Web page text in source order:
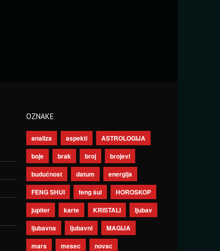
OZNAKE
analiza aspekti
ASTROLOGIJA
boje
brak broj
brojevi
budućnost
datum
energija
FENG SHUI
feng šui
HOROSKOP
jupiter
karte KRISTALI
ljubav
ljubavna
ljubavni
MAGIJA
mars
mesec
novac